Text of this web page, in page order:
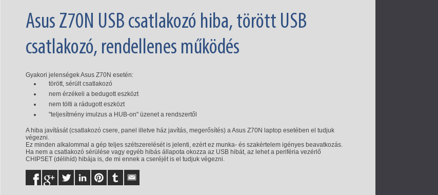
Asus Z70N USB csatlakozó hiba, törött USB
csatlakozó, rendellenes működés
Gyakori jelenségek Asus Z70N esetén:
törött, sérült csatlakozó
nem érzékeli a bedugott eszközt
nem tölti a rádugott eszközt
"teljesítmény imulzus a HUB-on" üzenet a rendszertől
A hiba javítását (csatlakozó csere, panel illetve ház javítás, megerősítés) a Asus Z70N laptop esetében el tudjuk
végezni.
Ez minden alkalommal a gép teljes szétszerelését is jelenti, ezért ez munka- és szakértelem igényes beavatkozás.
Ha nem a csatlakozó sérülése vagy egyéb hibás állapota okozza az USB hibát, az lehet a periféria vezérlő
CHIPSET (délihíd) hibája is, de mi ennek a cseréjét is el tudjuk végezni.